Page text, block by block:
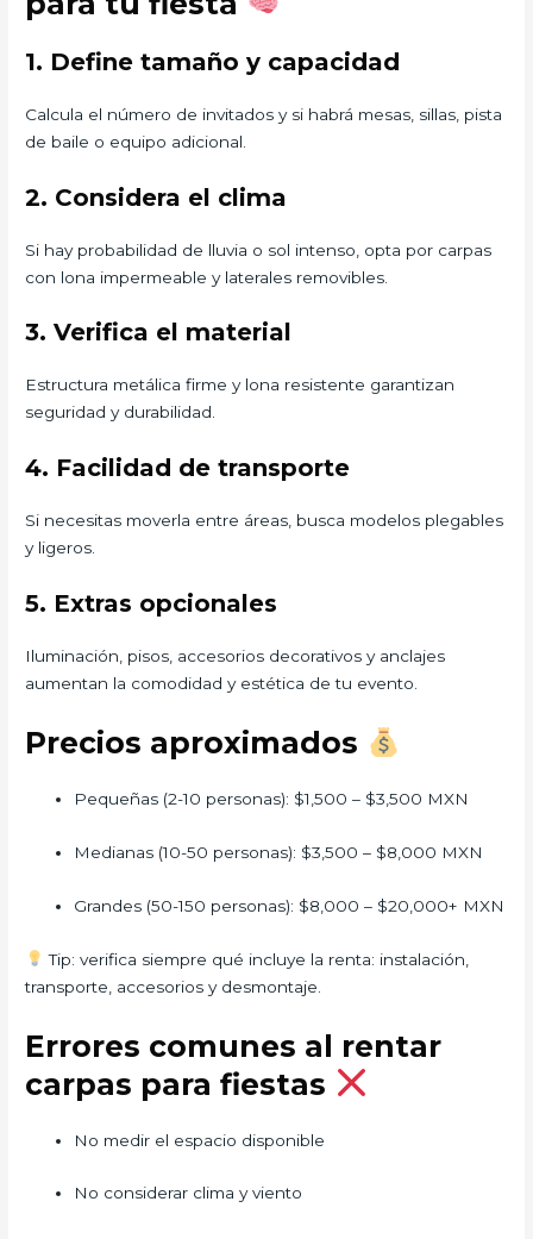
1. Define tamaño y capacidad
Calcula el número de invitados y si habrá mesas, sillas, pista
de baile o equipo adicional.
2. Considera el clima
Si hay probabilidad de lluvia o sol intenso, opta por carpas
con lona impermeable y laterales removibles.
3. Verifica el material
Estructura metálica firme y lona resistente garantizan
seguridad y durabilidad.
4. Facilidad de transporte
Si necesitas moverla entre áreas, busca modelos plegables
y ligeros.
5. Extras opcionales
Iluminación, pisos, accesorios decorativos y anclajes
aumentan la comodidad y estética de tu evento.
Precios aproximados
Pequeñas (2-10 personas): $1,500 – $3,500 MXN
Medianas (10-50 personas): $3,500 – $8,000 MXN
Grandes (50-150 personas): $8,000 – $20,000+ MXN
Tip: verifica siempre qué incluye la renta: instalación,
transporte, accesorios y desmontaje.
Errores comunes al rentar
carpas para fiestas
No medir el espacio disponible
No considerar clima y viento